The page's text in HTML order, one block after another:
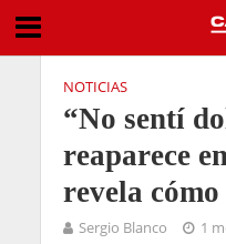
NOTICIAS
“No sentí
reaparece
revela
Sergio Blanco 1